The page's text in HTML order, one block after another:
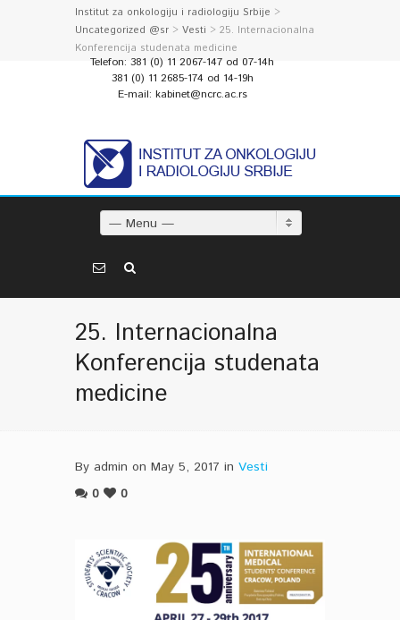
Institut za onkologiju i radiologiju Srbije >
Uncategorized @sr > Vesti > 25. Internacionalna
Konferencija studenata medicine
Telefon: 381 (0) 11 2067-147 od 07-14h
381 (0) 11 2685-174 od 14-19h
E-mail: kabinet@ncrc.ac.rs
— Menu —
25. Internacionalna
Konferencija studenata
medicine
By admin on May 5, 2017 in Vesti
0
0